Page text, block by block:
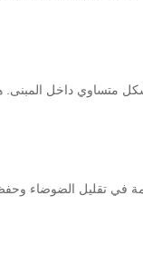
متساوي داخل المبنى.
في تقليل الضوضاء